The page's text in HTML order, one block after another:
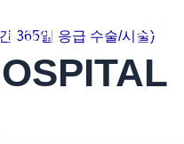
365일 응급 수술/시술)
소개 진료